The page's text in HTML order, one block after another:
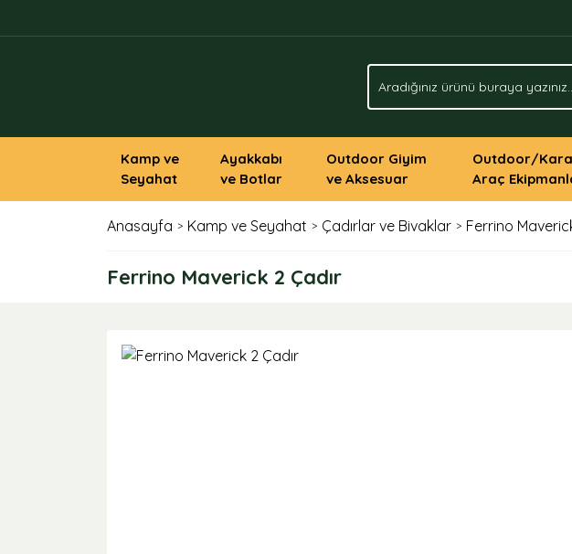
Kamp ve
Seyahat
Ayakkabı
ve Botlar
Outdoor Giyim
ve Aksesuar
Outdoor/
Araç
Anasayfa Kamp ve Seyahat Çadırlar ve Bivaklar Ferrino
Ferrino Maverick 2 Çadır